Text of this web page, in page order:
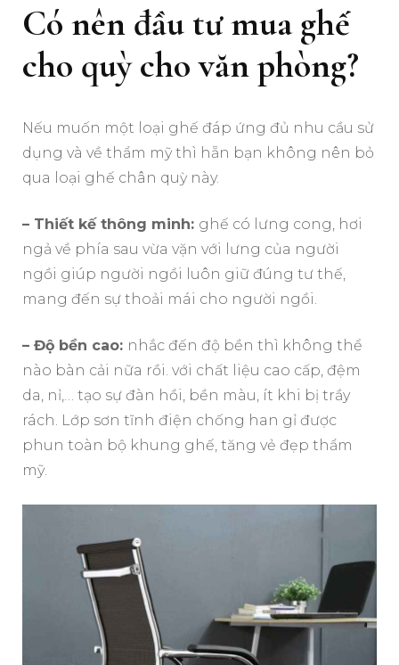
Có nên đầu tư mua ghế
cho quỳ cho văn phòng?
Nếu muốn một loại ghế đáp ứng đủ nhu cầu sử
dụng và về thẩm mỹ thì hẵn bạn không nên bỏ
qua loại ghế chân quỳ này.
– Thiết kế thông minh: ghế có lưng cong, hơi
ngả về phía sau vừa vặn với lưng của người
ngồi giúp người ngồi luôn giữ đúng tư thế,
mang đến sự thoải mái cho người ngồi.
– Độ bền cao: nhắc đến độ bền thì không thể
nào bàn cải nữa rồi. với chất liệu cao cấp, đệm
da, nỉ,… tạo sự đàn hồi, bền màu, ít khi bị trầy
rách. Lớp sơn tĩnh điện chống han gỉ được
phun toàn bộ khung ghế, tăng vẻ đẹp thẩm
mỹ.